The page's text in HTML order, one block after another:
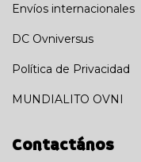
Envíos internacionales
DC Ovniversus
Política de Privacidad
MUNDIALITO OVNI
Contactános